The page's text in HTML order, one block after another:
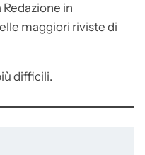
in
maggiori riviste di
difficili.